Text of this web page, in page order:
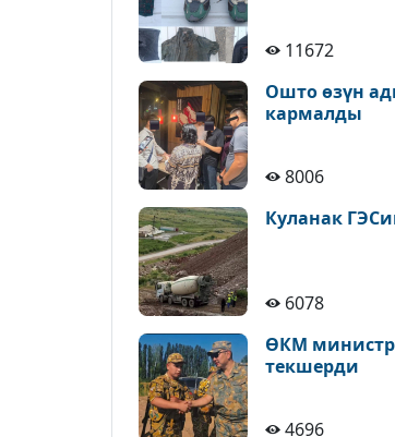
11672
Ошто өзүн
кармалды
8006
Куланак
6078
ӨКМ
текшерди
4696